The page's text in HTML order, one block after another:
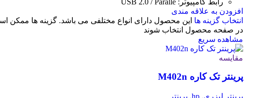
افزودن به علاقه مندی
انتخاب گزینه ها این محصول دارای انواع مختلفی می باشد. گزینه ها ممکن
در صفحه محصول انتخاب شوند
مشاهده سریع
مقایسه
پرینتر تک کاره M402n